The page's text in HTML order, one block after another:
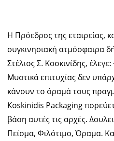
Η Πρόεδρος της εταιρείας,
συγκινησιακή ατμόσφαιρα
Στέλιος Σ. Κοσκινίδης,
Μυστικά επιτυχίας δεν
κάνουν το όραμά τους
Koskinidis Packaging
βάση αυτές τις αρχές.
Πείσμα, Φιλότιμο, Όραμα.